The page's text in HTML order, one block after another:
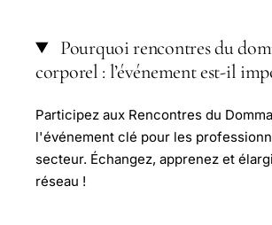
Pourquoi rencontres du
corporel : l’événement est-il
Participez aux Rencontres du
l'événement clé pour les
secteur. Échangez, apprenez et
réseau !